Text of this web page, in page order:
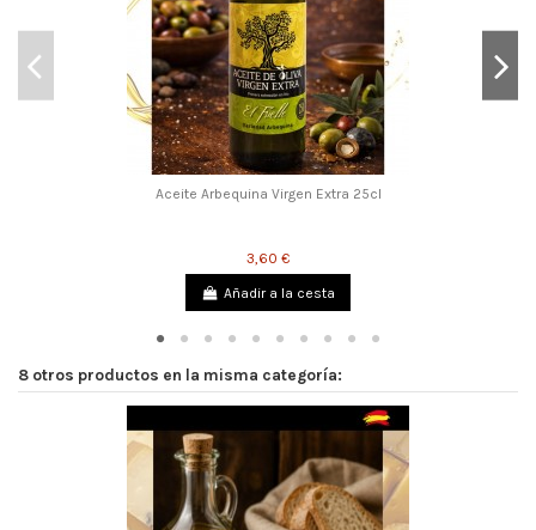
Aceite Arbequina Virgen Extra 25cl
3,60 €
Añadir a la cesta
8 otros productos en la misma categoría: